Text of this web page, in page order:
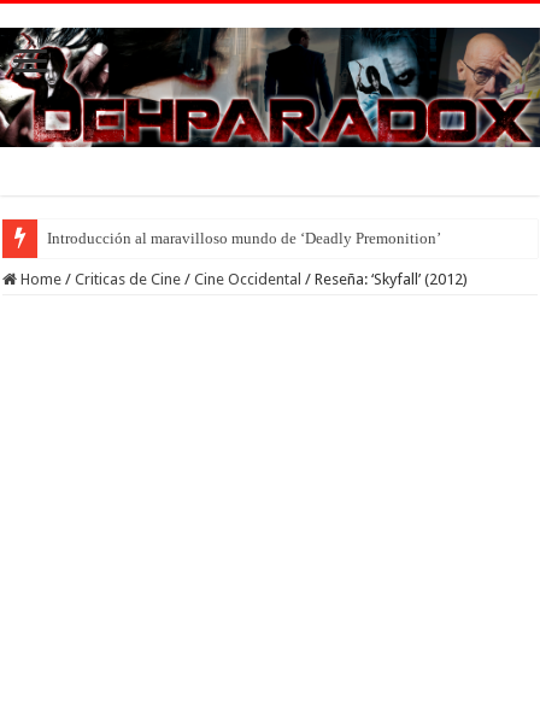
Introducción al maravilloso mundo de ‘Deadly Premonition’
Home / Criticas de Cine / Cine Occidental / Reseña: ‘Skyfall’ (2012)